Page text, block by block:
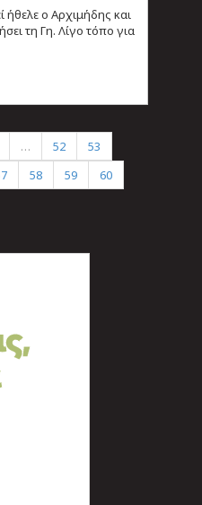
ήθελε ο Αρχιμήδης και
τη Γη. Λίγο τόπο για
… 52
53
58 59
60